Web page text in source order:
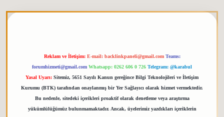
Reklam ve İletişim: E-mail: backlinkpaneli@gmail.com Teams:
forumhizmeti@gmail.com Whatsapp: 0262 606 0 726 Telegram: @karabul
Yasal Uyarı: Sitemiz, 5651 Sayılı Kanun gereğince Bilgi Teknolojileri ve İletişim
Kurumu (BTK) tarafından onaylanmış bir Yer Sağlayıcı olarak hizmet vermektedir.
Bu nedenle, sitedeki içerikleri proaktif olarak denetleme veya araştırma
yükümlülüğümüz bulunmamaktadır. Ancak, üyelerimiz yazdıkları içeriklerin